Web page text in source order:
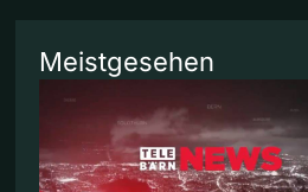
Meistgesehen